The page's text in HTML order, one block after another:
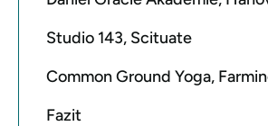
Studio 143, Scituate
Common Ground Yoga,
Fazit